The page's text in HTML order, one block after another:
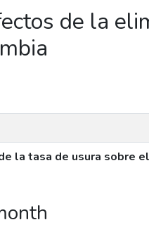
de la
la tasa de usura sobre